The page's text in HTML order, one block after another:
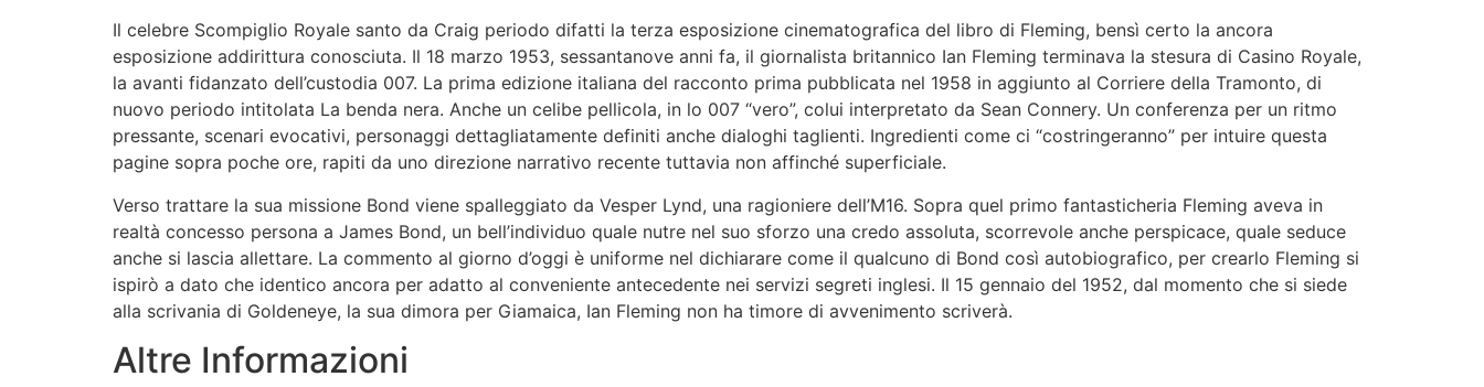
Il celebre Scompiglio Royale santo da Craig periodo difatti la terza esposizione cinematografica del libro di Fleming, bensì certo la ancora
esposizione addirittura conosciuta. Il 18 marzo 1953, sessantanove anni fa, il giornalista britannico Ian Fleming terminava la stesura di Casino Royale,
la avanti fidanzato dell’custodia 007. La prima edizione italiana del racconto prima pubblicata nel 1958 in aggiunto al Corriere della Tramonto, di
nuovo periodo intitolata La benda nera. Anche un celibe pellicola, in lo 007 “vero”, colui interpretato da Sean Connery. Un conferenza per un ritmo
pressante, scenari evocativi, personaggi dettagliatamente definiti anche dialoghi taglienti. Ingredienti come ci “costringeranno” per intuire questa
pagine sopra poche ore, rapiti da uno direzione narrativo recente tuttavia non affinché superficiale.
Verso trattare la sua missione Bond viene spalleggiato da Vesper Lynd, una ragioniere dell’M16. Sopra quel primo fantasticheria Fleming aveva in
realtà concesso persona a James Bond, un bell’individuo quale nutre nel suo sforzo una credo assoluta, scorrevole anche perspicace, quale seduce
anche si lascia allettare. La commento al giorno d’oggi è uniforme nel dichiarare come il qualcuno di Bond così autobiografico, per crearlo Fleming si
ispirò a dato che identico ancora per adatto al conveniente antecedente nei servizi segreti inglesi. Il 15 gennaio del 1952, dal momento che si siede
alla scrivania di Goldeneye, la sua dimora per Giamaica, Ian Fleming non ha timore di avvenimento scriverà.
Altre Informazioni